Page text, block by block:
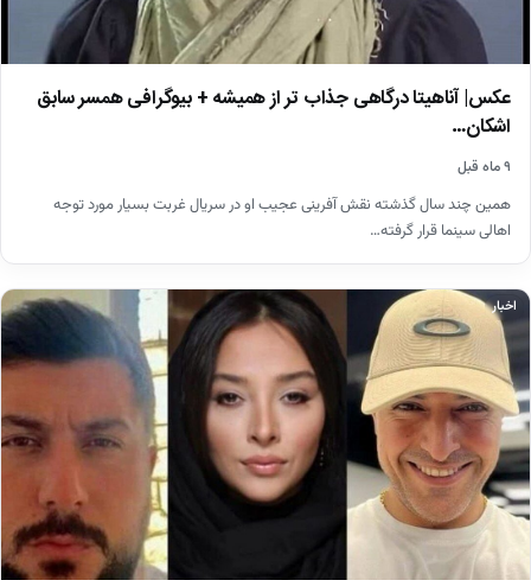
عکس‌| آناهیتا درگاهی جذاب تر از همیشه + بیوگرافی همسر سابق
اشکان…
۹ ماه قبل
همین چند سال گذشته نقش آفرینی عجیب او در سریال غربت بسیار مورد توجه
اهالی سینما قرار گرفته…
اخبار